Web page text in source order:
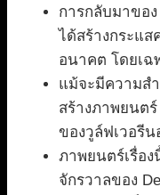
การกลับมาขอ
ได้สร้างกระแ
อนาคต โดยเ
แม้จะมีความส
สร้างภาพยนตร์
ของวูล์ฟเวอรีน
ภาพยนตร์เรื่อ
จักรวาลของ